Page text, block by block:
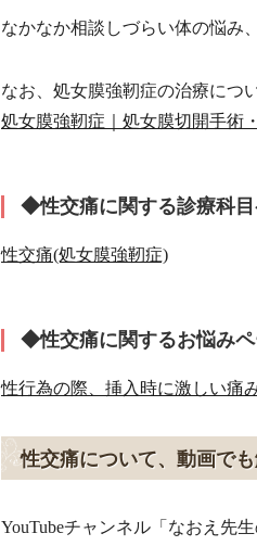
なかなか相談しづらい体の悩み
なお、処女膜強靭症の治療につ
処女膜強靭症｜処女膜切開手術
◆性交痛に関する診療科
性交痛(処女膜強靭症)
◆性交痛に関するお悩み
性行為の際、挿入時に激しい痛
性交痛について、動画で
YouTubeチャンネル「なおえ先